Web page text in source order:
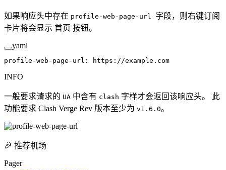
如果响应头中存在 profile-web-page-url 字段，则右键订阅
卡片将会显示 首页 按钮。
yaml
profile-web-page-url : https://example.com
INFO
一般要求请求的 UA 中含有 clash 字样才会返回该响应头。 此
功能要求 Clash Verge Rev 版本至少为 v1.6.0。
🎉 推荐机场
Pager